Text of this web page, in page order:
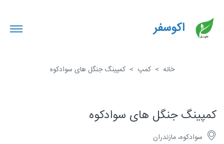
اکوسفر
خانه کمپ کمپینگ جنگل های سوادکوه
کمپینگ جنگل های سوادکوه
سوادکوه، مازندران